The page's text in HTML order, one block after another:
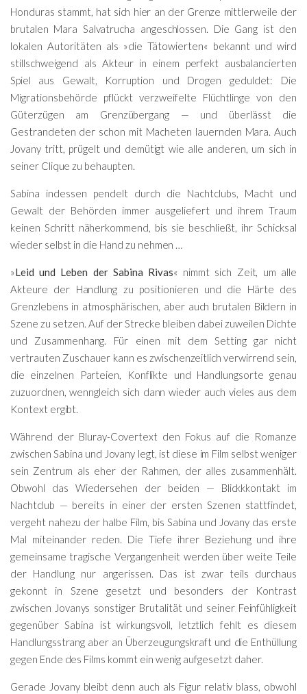
Honduras stammt, hat sich hier an der Grenze mittlerweile der
brutalen Mara Salvatrucha angeschlossen. Die Gang ist den
lokalen Autoritäten als »die Tätowierten« bekannt und wird
stillschweigend als Akteur in einem perfekt ausbalancierten
Spiel aus Gewalt, Korruption und Drogen geduldet: Die
Migrationsbehörde pflückt verzweifelte Flüchtlinge von den
Güterzügen am Grenzübergang — und überlässt die
Gestrandeten der schon mit Macheten lauernden Mara. Auch
Jovany tritt, prügelt und demütigt wie alle anderen, um sich in
seiner Clique zu behaupten.
Sabina indessen pendelt durch die Nachtclubs, Macht und
Gewalt der Behörden immer ausgeliefert und ihrem Traum
keinen Schritt näherkommend, bis sie beschließt, ihr Schicksal
wieder selbst in die Hand zu nehmen …
»Leid und Leben der Sabina Rivas« nimmt sich Zeit, um alle
Akteure der Handlung zu positionieren und die Härte des
Grenzlebens in atmosphärischen, aber auch brutalen Bildern in
Szene zu setzen. Auf der Strecke bleiben dabei zuweilen Dichte
und Zusammenhang. Für einen mit dem Setting gar nicht
vertrauten Zuschauer kann es zwischenzeitlich verwirrend sein,
die einzelnen Parteien, Konflikte und Handlungsorte genau
zuzuordnen, wenngleich sich dann wieder auch vieles aus dem
Kontext ergibt.
Während der Bluray-Covertext den Fokus auf die Romanze
zwischen Sabina und Jovany legt, ist diese im Film selbst weniger
sein Zentrum als eher der Rahmen, der alles zusammenhält.
Obwohl das Wiedersehen der beiden — Blickkkontakt im
Nachtclub — bereits in einer der ersten Szenen stattfindet,
vergeht nahezu der halbe Film, bis Sabina und Jovany das erste
Mal miteinander reden. Die Tiefe ihrer Beziehung und ihre
gemeinsame tragische Vergangenheit werden über weite Teile
der Handlung nur angerissen. Das ist zwar teils durchaus
gekonnt in Szene gesetzt und besonders der Kontrast
zwischen Jovanys sonstiger Brutalität und seiner Feinfühligkeit
gegenüber Sabina ist wirkungsvoll, letztlich fehlt es diesem
Handlungsstrang aber an Überzeugungskraft und die Enthüllung
gegen Ende des Films kommt ein wenig aufgesetzt daher.
Gerade Jovany bleibt denn auch als Figur relativ blass, obwohl